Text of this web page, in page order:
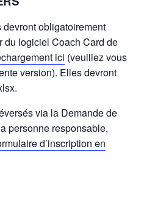
devront obligatoirement
du logiciel Coach Card de
ici (veuillez vous
version). Elles devront
via la Demande de
personne responsable,
d’inscription en